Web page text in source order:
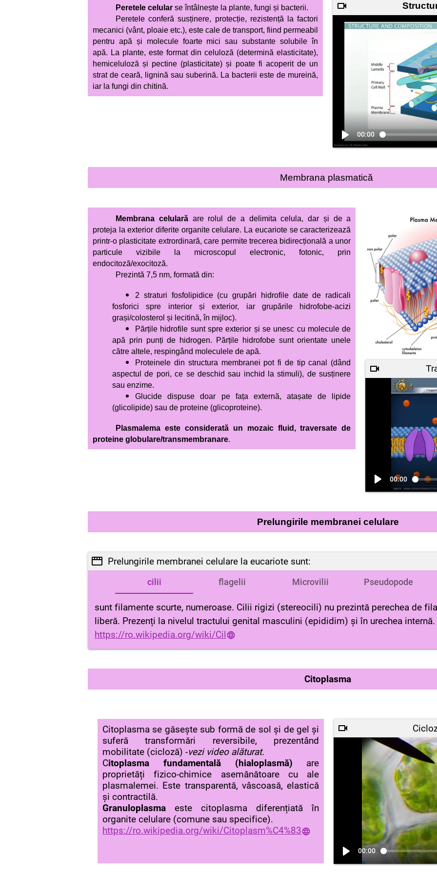
Peretele celular se întâlnește la plante, fungi și bacterii.
Peretele conferă susținere, protecție, rezistență la factori
mecanici (vânt, ploaie etc.), este cale de transport, fiind permeabil
pentru apă și molecule foarte mici sau substante solubile în
apă. La plante, este format din celuloză (determină elasticitate),
hemiceluloză și pectine (plasticitate) și poate fi acoperit de un
strat de ceară, lignină sau suberină. La bacterii este de mureină,
iar la fungi din chitină.
00:00
Membrana plasmatică
Membrana celularăare rolul de a delimita celula, dar și de a
proteja la exterior diferite organite celulare. La eucariote se caracterizează
printr-o plasticitate extrordinară, care permite trecerea bidirecțională a unor
particule vizibile la microscopul electronic, fotonic, prin
endocitoză/exocitoză.
Prezintă 7,5 nm, formată din:
2 straturi fosfolipidice (cu grupări hidrofile date de radicali
fosforici spre interior și exterior, iar grupările hidrofobe-acizi
grași/colosterol și lecitină, în mijloc).
Părțile hidrofile sunt spre exterior și se unesc cu molecule de
apă prin punți de hidrogen. Părțile hidrofobe sunt orientate unele
către altele, respingând moleculele de apă.
Proteinele din structura membranei pot fi de tip canal (dând
aspectul de pori, ce se deschid sau inchid la stimuli), de susținere
sau enzime.
Glucide dispuse doar pe fața externă, atașate de lipide
(glicolipide) sau de proteine (glicoproteine).
Plasmalema este considerată un mozaic fluid, traversate de
proteine globulare/transmembranare.
00:00
Prelungirile membranei celulare
Prelungirile membranei celulare la eucariote sunt:
cilii flagelii Microvilii Pseudopode
sunt filamente scurte, numeroase. Cilii rigizi (stereocili) nu prezintă perechea de
liberă. Prezenți la nivelul tractului genital masculini (epididim) și în urechea internă.
https://ro.wikipedia.org/wiki/Cil
Citoplasma
Citoplasma se găsește sub formă de sol și de gel și
suferă transformări reversibile, prezentând
mobilitate (cicloză) -vezi video alăturat.
Citoplasma fundamentală (hialoplasmă) are
proprietăți fizico-chimice asemănătoare cu ale
plasmalemei. Este transparentă, vâscoasă, elastică
și contractilă.
Granuloplasmaeste citoplasma diferențiată în
organite celulare (comune sau specifice).
https://ro.wikipedia.org/wiki/Citoplasm%C4%83
00:00